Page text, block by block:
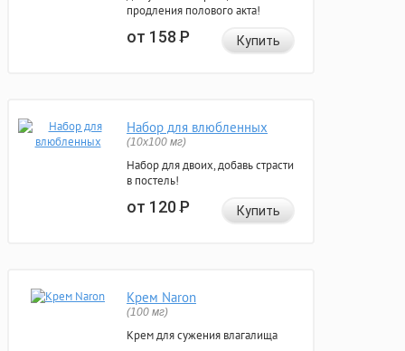
продления полового акта!
от 158Р Купить
Набор для влюбленных
(10х100 мг)
Набор для двоих, добавь страсти
в постель!
от 120Р Купить
Крем Naron
(100 мг)
Крем для сужения влагалища